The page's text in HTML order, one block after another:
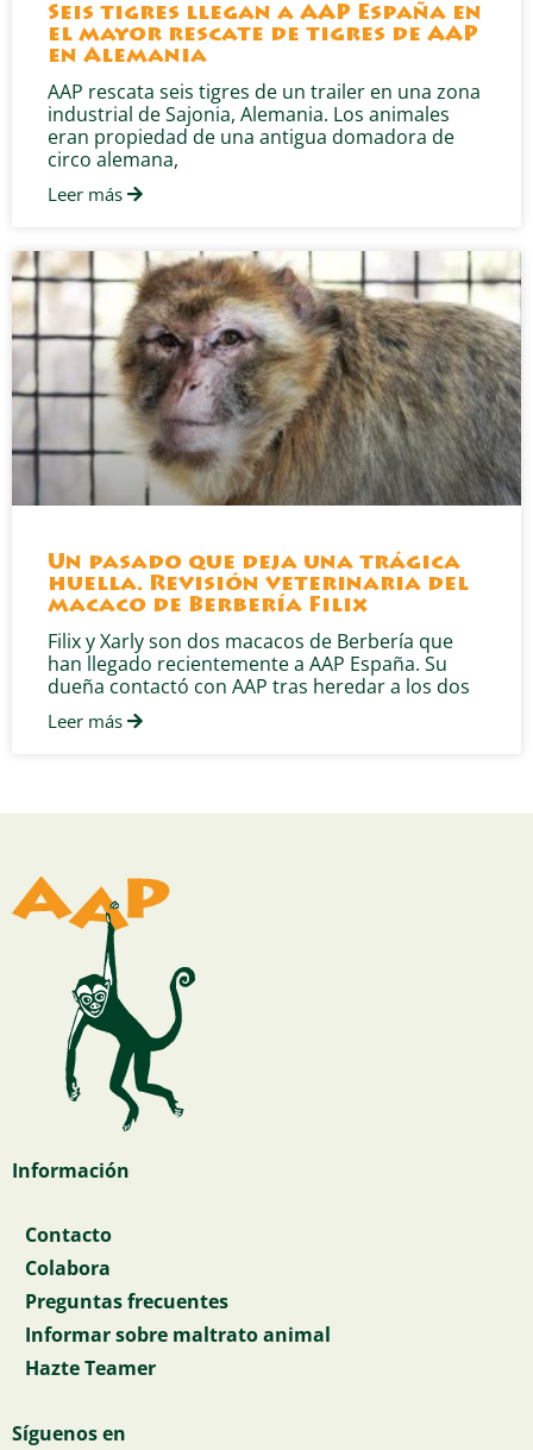
Seis tigres llegan a AAP España en
el mayor rescate de tigres de AAP
en Alemania
AAP rescata seis tigres de un trailer en una zona
industrial de Sajonia, Alemania. Los animales
eran propiedad de una antigua domadora de
circo alemana,
Leer más
Un pasado que deja una trágica
huella. Revisión veterinaria del
macaco de Berbería Filix
Filix y Xarly son dos macacos de Berbería que
han llegado recientemente a AAP España. Su
dueña contactó con AAP tras heredar a los dos
Leer más
Información
Contacto
Colabora
Preguntas frecuentes
Informar sobre maltrato animal
Hazte Teamer
Síguenos en